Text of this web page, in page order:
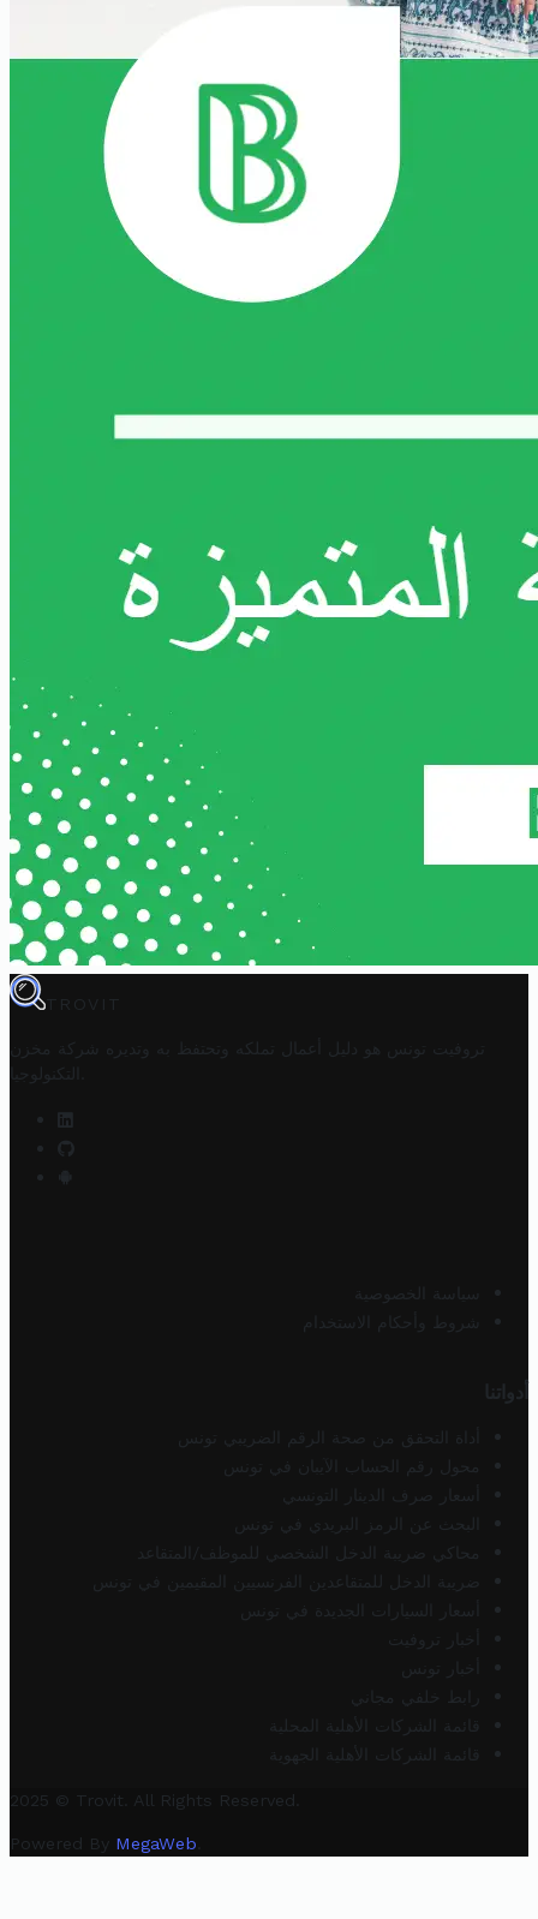
TROVIT
تروفيت تونس هو دليل أعمال تملكه وتحتفظ به وتديره
شركة مخزن
التكنولوجيا
سياسة الخصوصية
شروط وأحكام الاستخدام
أدواتنا
أداة التحقق من صحة الرقم الضريبي تونس
محول رقم الحساب الآيبان في تونس
أسعار صرف الدينار التونسي
البحث عن الرمز البريدي في تونس
محاكي ضريبة الدخل الشخصي للموظف/المتقاعد
ضريبة الدخل للمتقاعدين الفرنسيين المقيمين في تونس
أسعار السيارات الجديدة في تونس
أخبار تروفيت
أخبار تونس
رابط خلفي مجاني
قائمة الشركات الأهلية المحلية
قائمة الشركات الأهلية الجهوية
2025 © Trovit. All Rights Reserved.
Powered By MegaWeb